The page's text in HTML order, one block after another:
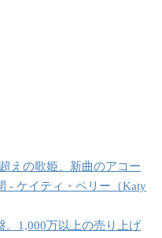
えの歌姫、新曲のアコー
- ケイティ・ペリー（Katy
。1,000万以上の売り上げ